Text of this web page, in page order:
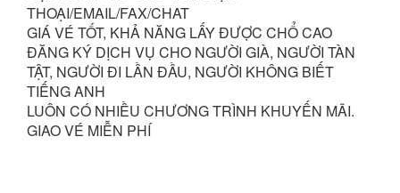
THOẠI/EMAIL/FAX/CHAT
GIÁ VÉ TỐT, KHẢ NĂNG LẤY ÐƯỢC CHỔ CAO
ÐĂNG KÝ DỊCH VỤ CHO NGƯỜI GIÀ, NGƯỜI TÀN
TẬT, NGƯỜI ÐI LẦN ÐẦU, NGƯỜI KHÔNG BIẾT
TIẾNG ANH
LUÔN CÓ NHIỀU CHƯƠNG TRÌNH KHUYẾN MÃI.
GIAO VÉ MIỄN PHÍ